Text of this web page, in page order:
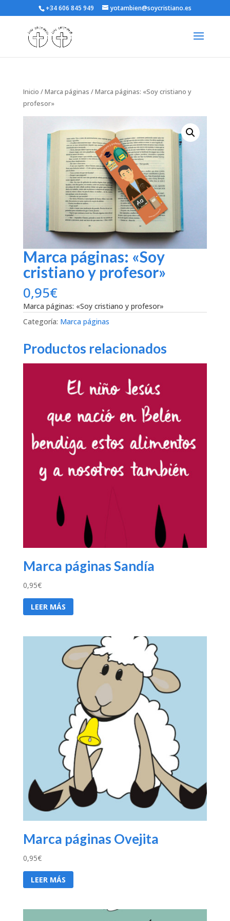
+34 606 845 949 yotambien@soycristiano.es
Inicio /Marca páginas / Marca páginas: «Soy cristiano y
profesor»
Marca páginas: «Soy
cristiano y profesor»
0,95€
Marca páginas: «Soy cristiano y profesor»
Categoría: Marca páginas
Productos relacionados
Marca páginas Sandía
0,95€
LEER MÁS
Marca páginas Ovejita
0,95€
LEER MÁS